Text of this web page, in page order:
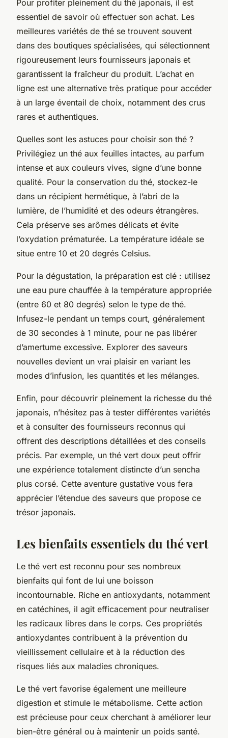
Pour profiter pleinement du thé japonais, il est
essentiel de savoir où effectuer son achat. Les
meilleures variétés de thé se trouvent souvent
dans des boutiques spécialisées, qui sélectionnent
rigoureusement leurs fournisseurs japonais et
garantissent la fraîcheur du produit. L’achat en
ligne est une alternative très pratique pour accéder
à un large éventail de choix, notamment des crus
rares et authentiques.
Quelles sont les astuces pour choisir son thé ?
Privilégiez un thé aux feuilles intactes, au parfum
intense et aux couleurs vives, signe d’une bonne
qualité. Pour la conservation du thé, stockez-le
dans un récipient hermétique, à l’abri de la
lumière, de l’humidité et des odeurs étrangères.
Cela préserve ses arômes délicats et évite
l’oxydation prématurée. La température idéale se
situe entre 10 et 20 degrés Celsius.
Pour la dégustation, la préparation est clé : utilisez
une eau pure chauffée à la température appropriée
(entre 60 et 80 degrés) selon le type de thé.
Infusez-le pendant un temps court, généralement
de 30 secondes à 1 minute, pour ne pas libérer
d’amertume excessive. Explorer des saveurs
nouvelles devient un vrai plaisir en variant les
modes d’infusion, les quantités et les mélanges.
Enfin, pour découvrir pleinement la richesse du thé
japonais, n’hésitez pas à tester différentes variétés
et à consulter des fournisseurs reconnus qui
offrent des descriptions détaillées et des conseils
précis. Par exemple, un thé vert doux peut offrir
une expérience totalement distincte d’un sencha
plus corsé. Cette aventure gustative vous fera
apprécier l’étendue des saveurs que propose ce
trésor japonais.
Les bienfaits essentiels du thé vert
Le thé vert est reconnu pour ses nombreux
bienfaits qui font de lui une boisson
incontournable. Riche en antioxydants, notamment
en catéchines, il agit efficacement pour neutraliser
les radicaux libres dans le corps. Ces propriétés
antioxydantes contribuent à la prévention du
vieillissement cellulaire et à la réduction des
risques liés aux maladies chroniques.
Le thé vert favorise également une meilleure
digestion et stimule le métabolisme. Cette action
est précieuse pour ceux cherchant à améliorer leur
bien-être général ou à maintenir un poids santé.